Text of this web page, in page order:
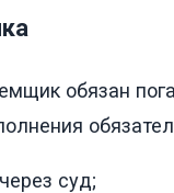
обязан
суд;